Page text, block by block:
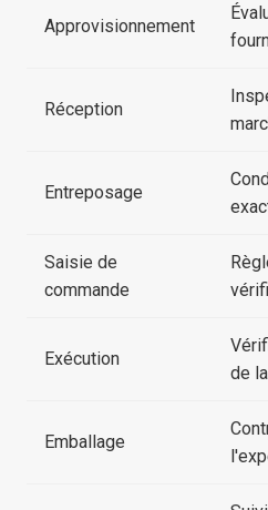
Approvisionnement
Réception
Entreposage
Saisie de
commande
Exécution
de
Emballage